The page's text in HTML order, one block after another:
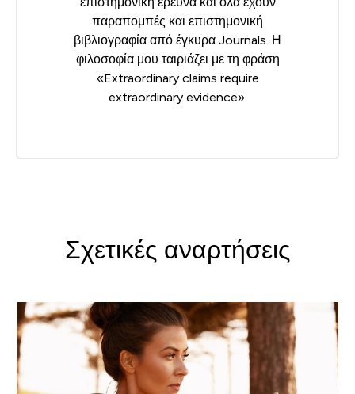
παραπομπές και επιστημονική
βιβλιογραφία από έγκυρα Journals. Η
φιλοσοφία μου ταιριάζει με τη φράση
«Extraordinary claims require
extraordinary evidence».
Σχετικές αναρτήσεις